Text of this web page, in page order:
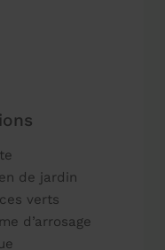
de jardin
verts
d’arrosage